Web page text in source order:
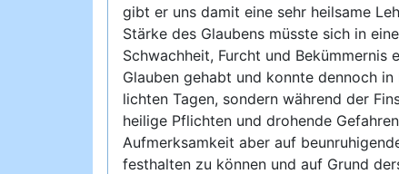
gibt er uns damit eine sehr heilsame
Stärke des Glaubens müsste sich in
Schwachheit, Furcht und Bekümmernis
Glauben gehabt und konnte dennoch
lichten Tagen, sondern während der
heilige Pflichten und drohende
Aufmerksamkeit aber auf
festhalten zu können und auf Grund